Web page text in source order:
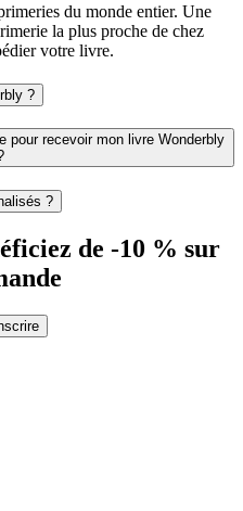
du monde entier. Une
la plus proche de chez
votre livre.
?
pour recevoir mon livre Wonderbly
?
de -10 % sur